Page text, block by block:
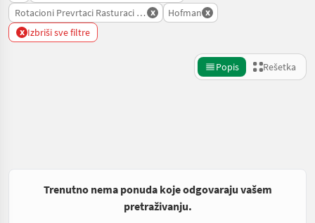
Rotacioni Prevrtaci Rasturaci Sijena
x Hofman x
x Izbriši sve filtre
Popis Rešetka
Trenutno nema ponuda koje odgovaraju vašem
pretraživanju.